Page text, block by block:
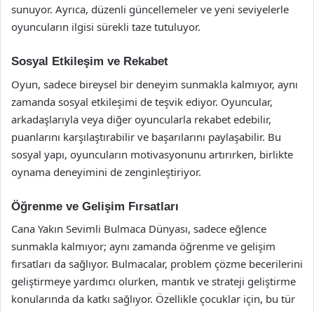
sunuyor. Ayrıca, düzenli güncellemeler ve yeni seviyelerle
oyuncuların ilgisi sürekli taze tutuluyor.
Sosyal Etkileşim ve Rekabet
Oyun, sadece bireysel bir deneyim sunmakla kalmıyor, aynı
zamanda sosyal etkileşimi de teşvik ediyor. Oyuncular,
arkadaşlarıyla veya diğer oyuncularla rekabet edebilir,
puanlarını karşılaştırabilir ve başarılarını paylaşabilir. Bu
sosyal yapı, oyuncuların motivasyonunu artırırken, birlikte
oynama deneyimini de zenginleştiriyor.
Öğrenme ve Gelişim Fırsatları
Cana Yakın Sevimli Bulmaca Dünyası, sadece eğlence
sunmakla kalmıyor; aynı zamanda öğrenme ve gelişim
fırsatları da sağlıyor. Bulmacalar, problem çözme becerilerini
geliştirmeye yardımcı olurken, mantık ve strateji geliştirme
konularında da katkı sağlıyor. Özellikle çocuklar için, bu tür